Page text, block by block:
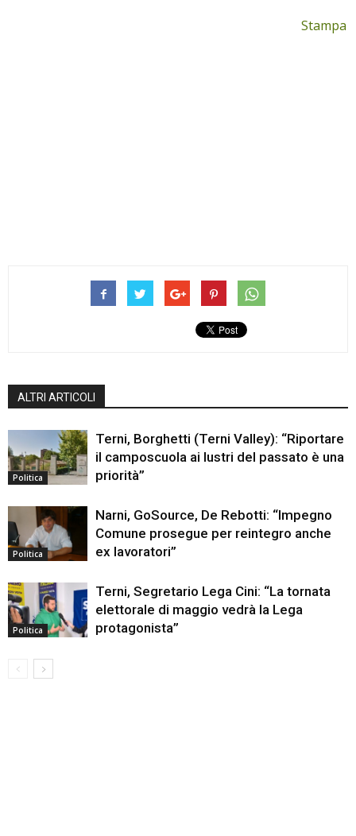
Stampa
ALTRI ARTICOLI
Politica
Terni, Borghetti (Terni Valley): “Riportare
il camposcuola ai lustri del passato è una
priorità”
Politica
Narni, GoSource, De Rebotti: “Impegno
Comune prosegue per reintegro anche
ex lavoratori”
Politica
Terni, Segretario Lega Cini: “La tornata
elettorale di maggio vedrà la Lega
protagonista”